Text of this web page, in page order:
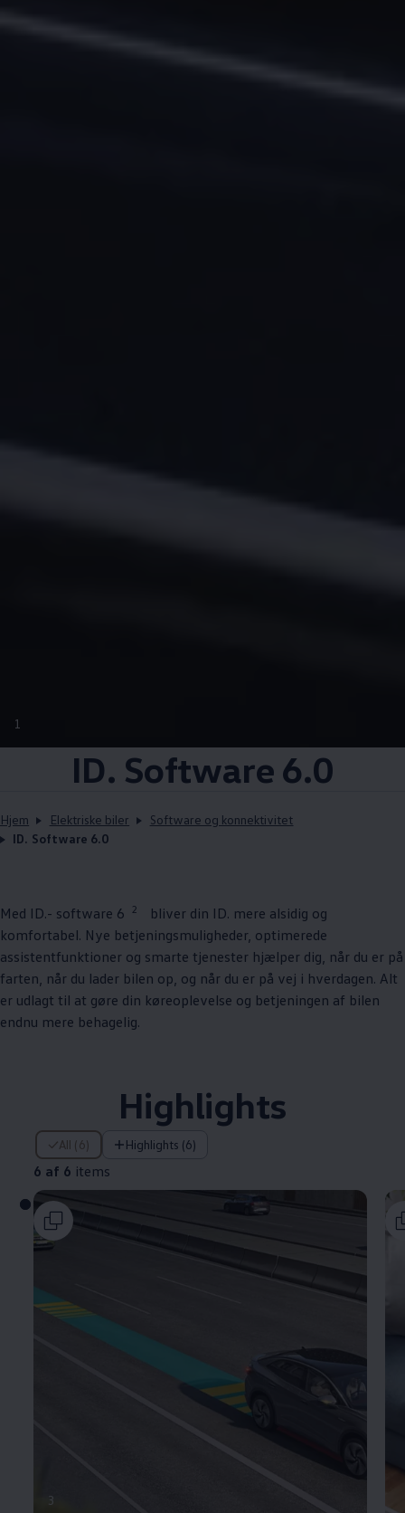
1
ID. Software 6.0
Hjem Elektriske biler
Software og konnektivitet
ID. Software 6.0
Med ID.- software 6 2
bliver din ID. mere alsidig og
komfortabel. Nye betjeningsmuligheder, optimerede
assistentfunktioner og smarte tjenester hjælper dig, når du er på
farten, når du lader bilen op, og når du er på vej i hverdagen. Alt
er udlagt til at gøre din køreoplevelse og betjeningen af bilen
endnu mere behagelig.
Highlights
All (6) Highlights (6)
6 af 6 items
6 af 6 items
3